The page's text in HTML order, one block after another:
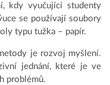
kdy vyučující studenty
se používají soubory
typu tužka – papír.
je rozvoj myšlení.
jednání, které je ve
problémů.